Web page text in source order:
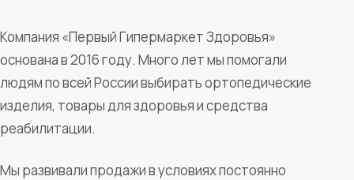
Компания «Первый Гипермаркет Здоровья»
основана в 2016 году. Много лет мы помогали
людям по всей России выбирать ортопедические
изделия, товары для здоровья и средства
реабилитации.
Мы развивали продажи в условиях постоянно